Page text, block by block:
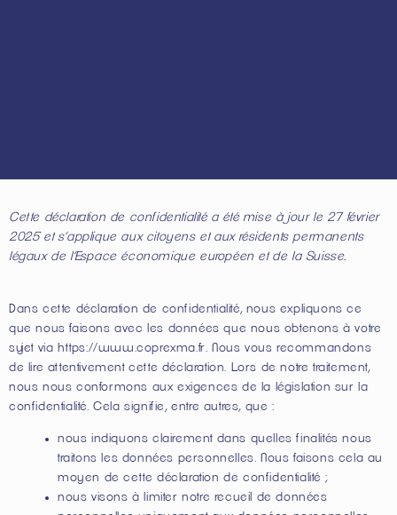
Cette déclaration de confidentialité a été mise à jour le 27 février
2025 et s’applique aux citoyens et aux résidents permanents
légaux de l’Espace économique européen et de la Suisse.
Dans cette déclaration de confidentialité, nous expliquons ce
que nous faisons avec les données que nous obtenons à votre
sujet via https://www.coprexma.fr. Nous vous recommandons
de lire attentivement cette déclaration. Lors de notre traitement,
nous nous conformons aux exigences de la législation sur la
confidentialité. Cela signifie, entre autres, que :
nous indiquons clairement dans quelles finalités nous
traitons les données personnelles. Nous faisons cela au
moyen de cette déclaration de confidentialité ;
nous visons à limiter notre recueil de données